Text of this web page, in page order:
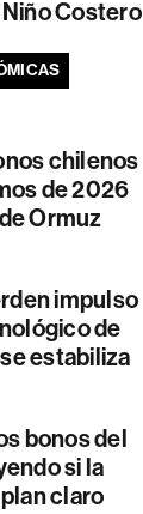
Costero
chilenos
de 2026
Ormuz
impulso
de
estabiliza
bonos del
si la
claro